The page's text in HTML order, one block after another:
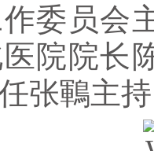
委员会
院院长
张鶤主